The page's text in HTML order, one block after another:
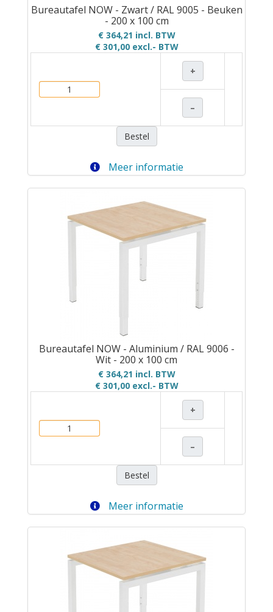
Bureautafel NOW - Zwart / RAL 9005 - Beuken
- 200 x 100 cm
€ 364,21 incl. BTW
€ 301,00excl.- BTW
+
–
Bestel
Meer informatie
Bureautafel NOW - Aluminium / RAL 9006 -
Wit - 200 x 100 cm
€ 364,21 incl. BTW
€ 301,00excl.- BTW
+
–
Bestel
Meer informatie